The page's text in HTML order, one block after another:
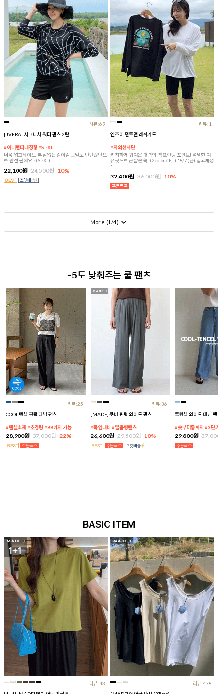
리뷰:69
[JVERA] 시그니처 워터 팬츠 2탄
#이너팬티내장형 #S~XL
더욱 업그레이드! 부담없는 길이감 고밀도 탄탄원단으
로 완전 편해요~ (S~XL)
22,100원 24,500원 10%
리뷰:1
엔조이 맨투맨 래쉬가드
#자외선차단
키치하게 귀여운 매력의 백 프린팅 포인트! 넉넉한 여
유핏으로 군살은 쏙! (2color / F,L) *8/7(금) 입고예정
*
32,400원 36,000원 10%
More (1 /4)
-5도 낮춰주는 쿨 팬츠
리뷰:25
COOL 텐셀 핀턱 데님 팬츠
#텐셀소재 #초경량 #88까지 가능
28,900원 37,000원 22%
리뷰:36
[MADE] 쿠바 핀턱 와이드 팬츠
#폭염대비 #얼음땡팬츠
26,600원 29,500원 10%
쿨텐셀 와이드 데님 팬
#숏부터롱까지 #3단
29,800원
BASIC ITEM
리뷰:43
리뷰:478